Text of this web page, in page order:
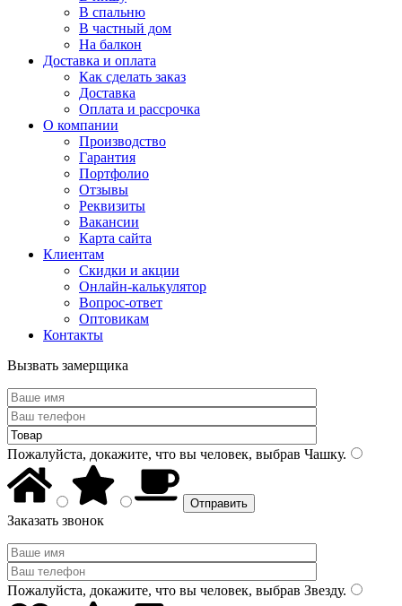
В спальню
В частный дом
На балкон
Доставка и оплата
Как сделать заказ
Доставка
Оплата и рассрочка
О компании
Производство
Гарантия
Портфолио
Отзывы
Реквизиты
Вакансии
Карта сайта
Клиентам
Скидки и акции
Онлайн-калькулятор
Вопрос-ответ
Оптовикам
Контакты
Вызвать замерщика
Пожалуйста, докажите, что вы человек, выбрав Чашку.
Заказать звонок
Пожалуйста, докажите, что вы человек, выбрав Звезду.